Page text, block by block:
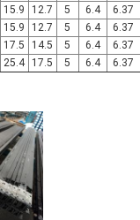
15.9 12.7 5 6.4
6.37
15.9 12.7 5 6.4
6.37
17.5 14.5 5 6.4
6.37
25.4 17.5 5 6.4 6.37